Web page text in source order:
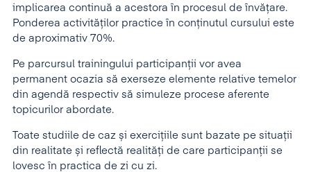
implicarea continuă a acestora în procesul de învăţare.
Ponderea activităţilor practice în conţinutul cursului este
de aproximativ 70%.
Pe parcursul trainingului participanţii vor avea
permanent ocazia să exerseze elemente relative temelor
din agendă respectiv să simuleze procese aferente
topicurilor abordate.
Toate studiile de caz și exercițiile sunt bazate pe situații
din realitate și reflectă realități de care participanții se
lovesc în practica de zi cu zi.